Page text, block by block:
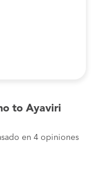
to Ayaviri
en 4 opiniones